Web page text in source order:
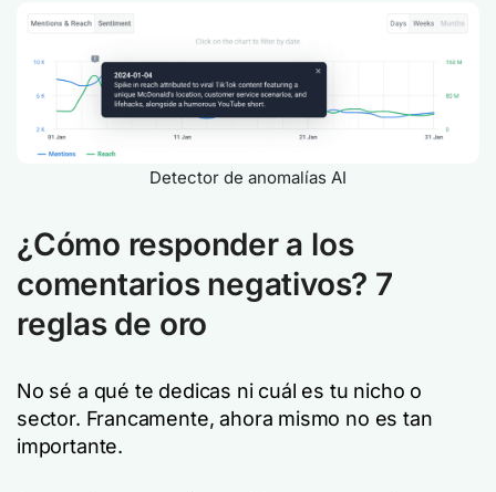
Detector de anomalías AI
¿Cómo responder a los
comentarios negativos? 7
reglas de oro
No sé a qué te dedicas ni cuál es tu nicho o
sector. Francamente, ahora mismo no es tan
importante.